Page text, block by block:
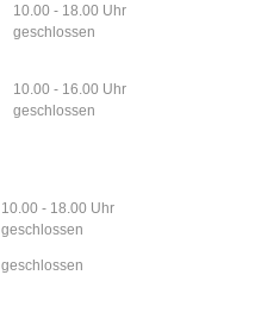
10.00 - 18.00 Uhr
geschlossen
10.00 - 16.00 Uhr
geschlossen
10.00 - 18.00 Uhr
geschlossen
geschlossen